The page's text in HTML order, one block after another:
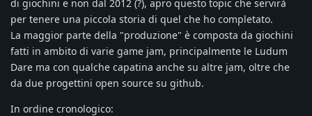
di giochini e non dal 2012 (?), apro questo topic che servirà
per tenere una piccola storia di quel che ho completato.
La maggior parte della "produzione" è composta da giochini
fatti in ambito di varie game jam, principalmente le Ludum
Dare ma con qualche capatina anche su altre jam, oltre che
da due progettini open source su github.
In ordine cronologico: